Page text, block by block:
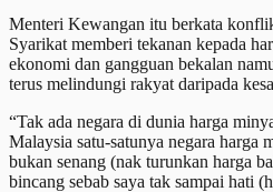
Menteri Kewangan itu berkata
Syarikat memberi tekanan kepada
ekonomi dan gangguan bekalan
terus melindungi rakyat daripada
“Tak ada negara di dunia harga
Malaysia satu-satunya negara harga
bukan senang (nak turunkan harga
bincang sebab saya tak sampai hati